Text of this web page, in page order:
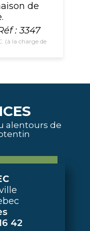
de
: 3347
(à la charge de
alentours de
42